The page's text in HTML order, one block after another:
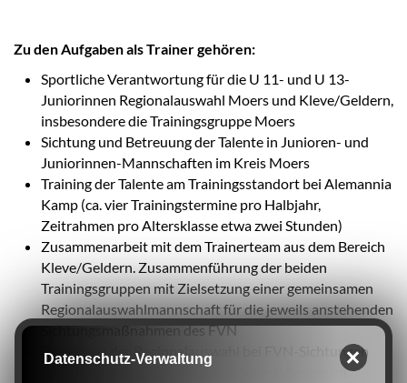
Zu den Aufgaben als Trainer gehören:
Sportliche Verantwortung für die U 11- und U 13-
Juniorinnen Regionalauswahl Moers und Kleve/Geldern,
insbesondere die Trainingsgruppe Moers
Sichtung und Betreuung der Talente in Junioren- und
Juniorinnen-Mannschaften im Kreis Moers
Training der Talente am Trainingsstandort bei Alemannia
Kamp (ca. vier Trainingstermine pro Halbjahr,
Zeitrahmen pro Altersklasse etwa zwei Stunden)
Zusammenarbeit mit dem Trainerteam aus dem Bereich
Kleve/Geldern. Zusammenführung der beiden
Trainingsgruppen mit Zielsetzung einer gemeinsamen
Regionalauswahlmannschaft für die jeweils anstehenden
Sichtungsmaßnahmen des FVN
Betreuung der Regionalauswahl bei FVN-Sichtungen
Sportliche Betreuung der zugehörigen Vereine im
Datenschutz-Verwaltung